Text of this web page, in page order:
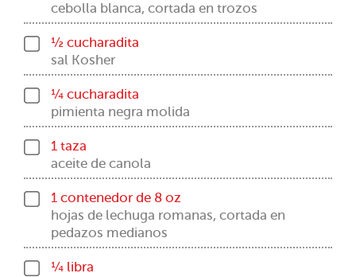
cebolla blanca, cortada en trozos
½ cucharadita
sal Kosher
¼ cucharadita
pimienta negra molida
1 taza
aceite de canola
1 contenedor de 8 oz
hojas de lechuga romanas, cortada en
pedazos medianos
¼ libra